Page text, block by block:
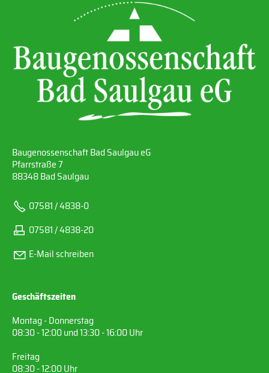
Baugenossenschaft Bad Saulgau eG
Pfarrstraße 7
88348 Bad Saulgau
07581 / 4838-0
07581 / 4838-20
E-Mail schreiben
Geschäftszeiten
Montag - Donnerstag
08:30 - 12:00 und 13:30 - 16:00 Uhr
Freitag
08:30 - 12:00 Uhr